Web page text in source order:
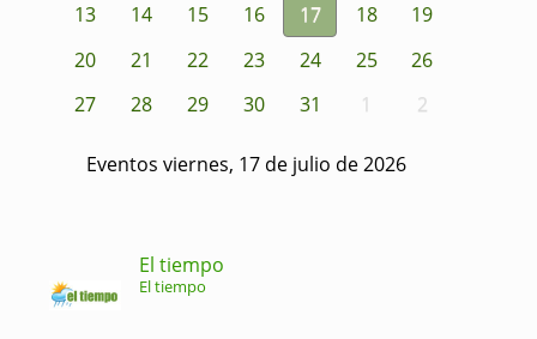
13
14 15 16 17 18
19
20
21 22 23 24 25
26
27
28 29 30 31 1 2
Eventos viernes, 17 de julio de 2026
El tiempo
El tiempo